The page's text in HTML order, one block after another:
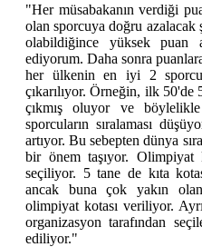
"Her müsabakanın verdiği
olan sporcuya doğru azalacak
olabildiğince yüksek puan
ediyorum. Daha sonra
her ülkenin en iyi 2
çıkarılıyor. Örneğin, ilk 50'de
çıkmış oluyor ve böylelikle
sporcuların sıralaması
artıyor. Bu sebepten dünya
bir önem taşıyor.
seçiliyor. 5 tane de kıta
ancak buna çok yakın
olimpiyat kotası veriliyor.
organizasyon tarafından
ediliyor."